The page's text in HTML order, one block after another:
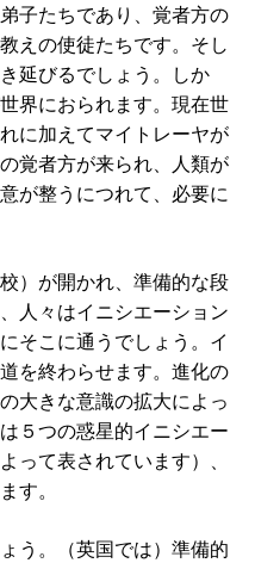
子たちであり、覚者方の
えの使徒たちです。そし
延びるでしょう。しか
界におられます。現在世
に加えてマイトレーヤが
覚者方が来られ、人類が
が整うにつれて、必要に
）が開かれ、準備的な段
人々はイニシエーション
そこに通うでしょう。イ
を終わらせます。進化の
大きな意識の拡大によっ
５つの惑星的イニシエー
って表されています）、
す。
う。（英国では）準備的